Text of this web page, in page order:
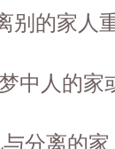
的家人
人的家
离的家